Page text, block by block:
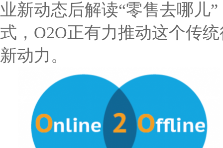
业新动态后解读“零售去哪儿”
式， O2O正有力推动这个传
新动力。